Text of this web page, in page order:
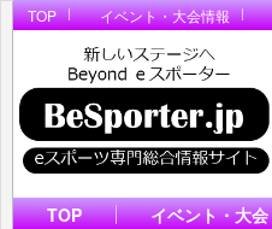
TOP イベント・大会情報
TOP イベント・大会